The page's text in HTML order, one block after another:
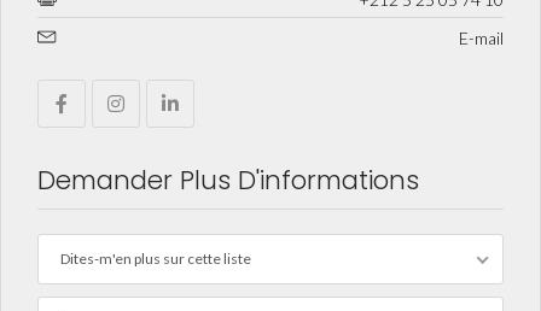
E-mail
Demander Plus D'informations
Dites-m'en plus sur cette liste